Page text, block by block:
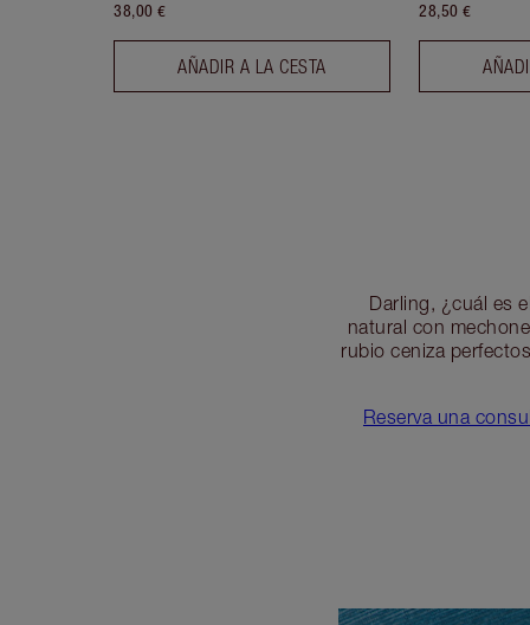
38,00 €
AÑADIR A LA CESTA
28,50 €
Darling, ¿cuál es
natural con
rubio ceniza
Reserva una